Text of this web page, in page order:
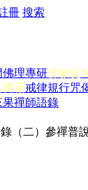
冊 搜索
佛理專研佛教徒
書籍戒律規行咒
果禪師語錄
錄（二）參禪